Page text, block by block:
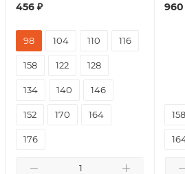
456 ₽
98 104 110 116
158 122 128
134 140 146
152 170 164
176
960
158